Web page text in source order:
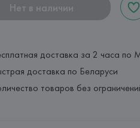
Нет в наличии
доставка за 2 часа по
доставка по Беларуси
товаров без